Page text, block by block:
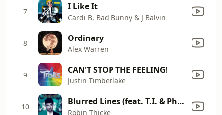
7 I Like It
Cardi B, Bad Bunny & J Balvin
8 Ordinary
Alex Warren
9 CAN'T STOP THE FEELING!
Justin Timberlake
10 Blurred Lines (feat. T.I. & Pharrell)
Robin Thicke